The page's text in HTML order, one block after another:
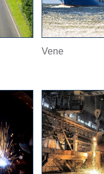
Vene